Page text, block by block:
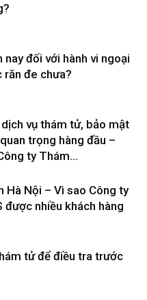
nay đối với hành vi ngoại
răn đe chưa?
vụ thám tử, bảo mật
trọng hàng đầu –
ty Thám...
Hà Nội – Vì sao Công ty
được nhiều khách hàng
tử để điều tra trước